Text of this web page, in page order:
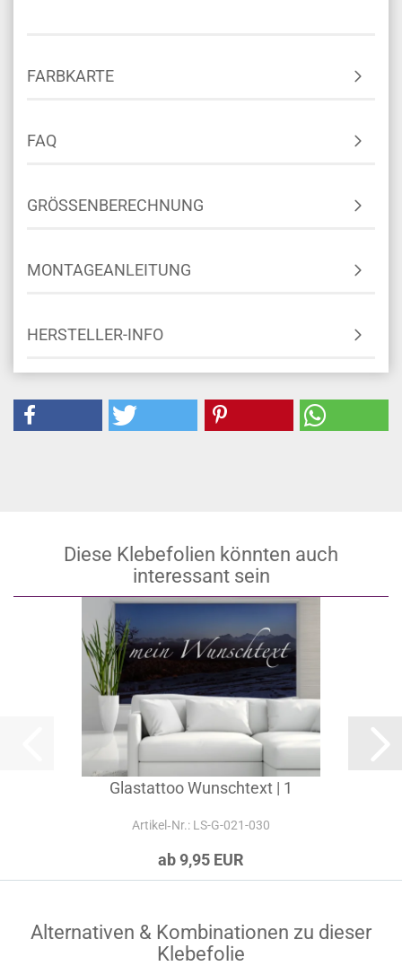
FARBKARTE
FAQ
GRÖSSENBERECHNUNG
MONTAGEANLEITUNG
HERSTELLER-INFO
Diese Klebefolien könnten auch
interessant sein
Glastattoo Wunschtext | 1
Artikel‑Nr.: LS-G-021-030
ab 9,95 EUR
Alternativen & Kombinationen zu dieser
Klebefolie